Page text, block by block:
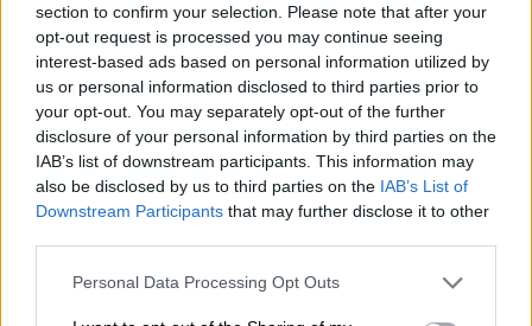
section to confirm your selection. Please note that after your
opt-out request is processed you may continue seeing
interest-based ads based on personal information utilized by
us or personal information disclosed to third parties prior to
your opt-out. You may separately opt-out of the further
disclosure of your personal information by third parties on the
IAB’s list of downstream participants. This information may
also be disclosed by us to third parties on the IAB’s List of
Downstream Participants that may further disclose it to other
Personal Data Processing Opt Outs